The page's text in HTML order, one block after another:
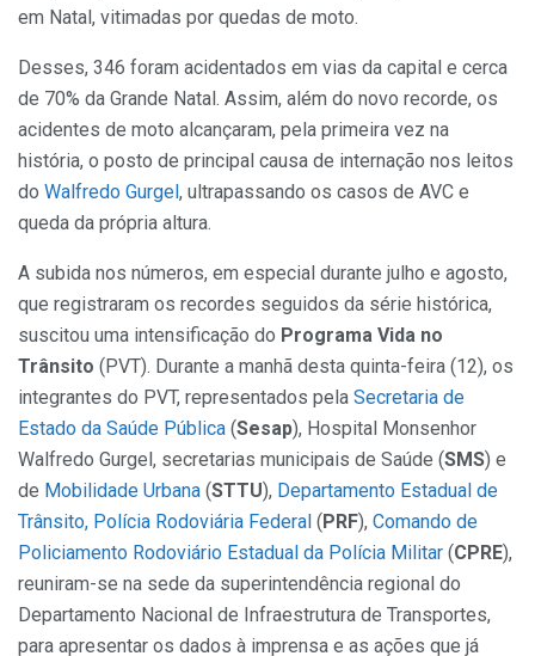
em Natal, vitimadas por quedas de moto.
Desses, 346 foram acidentados em vias da capital e cerca
de 70% da Grande Natal. Assim, além do novo recorde, os
acidentes de moto alcançaram, pela primeira vez na
história, o posto de principal causa de internação nos leitos
do Walfredo Gurgel, ultrapassando os casos de AVC e
queda da própria altura.
A subida nos números, em especial durante julho e agosto,
que registraram os recordes seguidos da série histórica,
suscitou uma intensificação do Programa Vida no
Trânsito (PVT). Durante a manhã desta quinta-feira (12), os
integrantes do PVT, representados pela Secretaria de
Estado da Saúde Pública (Sesap), Hospital Monsenhor
Walfredo Gurgel, secretarias municipais de Saúde (SMS) e
de Mobilidade Urbana (STTU), Departamento Estadual de
Trânsito, Polícia Rodoviária Federal (PRF), Comando de
Policiamento Rodoviário Estadual da Polícia Militar (CPRE),
reuniram-se na sede da superintendência regional do
Departamento Nacional de Infraestrutura de Transportes,
para apresentar os dados à imprensa e as ações que já